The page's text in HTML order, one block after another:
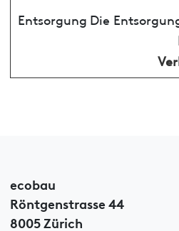
Entsorgung Die
ecobau
Röntgenstrasse 44
8005 Zürich